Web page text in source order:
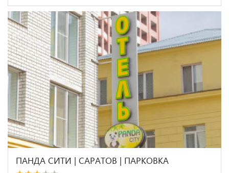
ПАНДА СИТИ | САРАТОВ | ПАРКОВКА